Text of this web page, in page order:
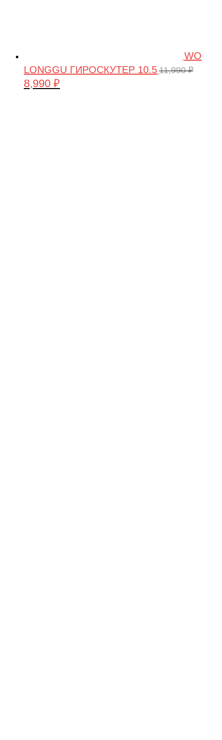
WO
LONGGU ГИРОСКУТЕР 10.5 11,990₽
Первоначальная
8,990 ₽